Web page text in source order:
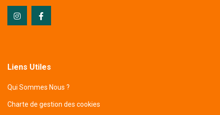
Liens Utiles
Qui Sommes Nous ?
Charte de gestion des cookies